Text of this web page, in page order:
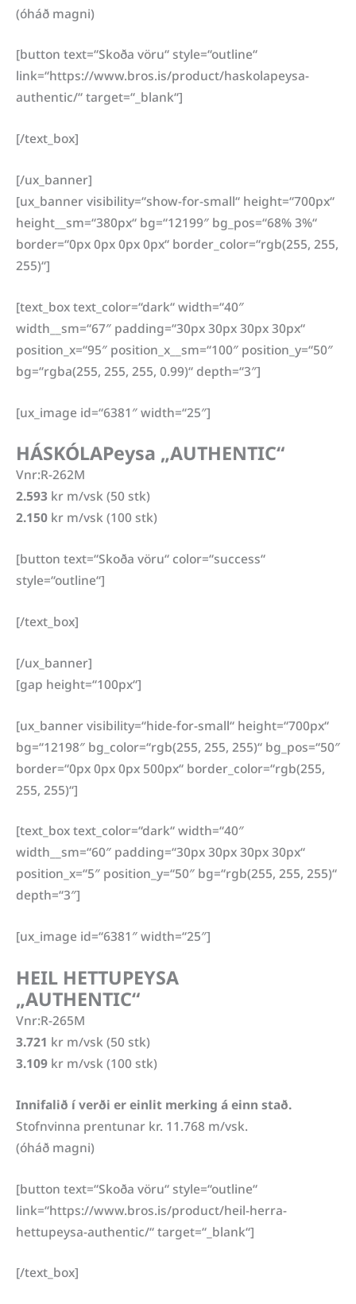
(óháð magni)
[button text=“Skoða vöru“ style=“outline“
link=“https://www.bros.is/product/haskolapeysa-
authentic/“ target=“_blank“]
[/text_box]
[/ux_banner]
[ux_banner visibility=“show-for-small“ height=“700px“
height__sm=“380px“ bg=“12199″ bg_pos=“68% 3%“
border=“0px 0px 0px 0px“ border_color=“rgb(255, 255,
255)“]
[text_box text_color=“dark“ width=“40″
width__sm=“67″ padding=“30px 30px 30px 30px“
position_x=“95″ position_x__sm=“100″ position_y=“50″
bg=“rgba(255, 255, 255, 0.99)“ depth=“3″]
[ux_image id=“6381″ width=“25″]
HÁSKÓLAPeysa „AUTHENTIC“
Vnr:R-262M
2.593 kr m/vsk (50 stk)
2.150 kr m/vsk (100 stk)
[button text=“Skoða vöru“ color=“success“
style=“outline“]
[/text_box]
[/ux_banner]
[gap height=“100px“]
[ux_banner visibility=“hide-for-small“ height=“700px“
bg=“12198″ bg_color=“rgb(255, 255, 255)“ bg_pos=“50″
border=“0px 0px 0px 500px“ border_color=“rgb(255,
255, 255)“]
[text_box text_color=“dark“ width=“40″
width__sm=“60″ padding=“30px 30px 30px 30px“
position_x=“5″ position_y=“50″ bg=“rgb(255, 255, 255)“
depth=“3″]
[ux_image id=“6381″ width=“25″]
HEIL HETTUPEYSA
„AUTHENTIC“
Vnr:R-265M
3.721 kr m/vsk (50 stk)
3.109 kr m/vsk (100 stk)
Innifalið í verði er einlit merking á einn stað.
Stofnvinna prentunar kr. 11.768 m/vsk.
(óháð magni)
[button text=“Skoða vöru“ style=“outline“
link=“https://www.bros.is/product/heil-herra-
hettupeysa-authentic/“ target=“_blank“]
[/text_box]